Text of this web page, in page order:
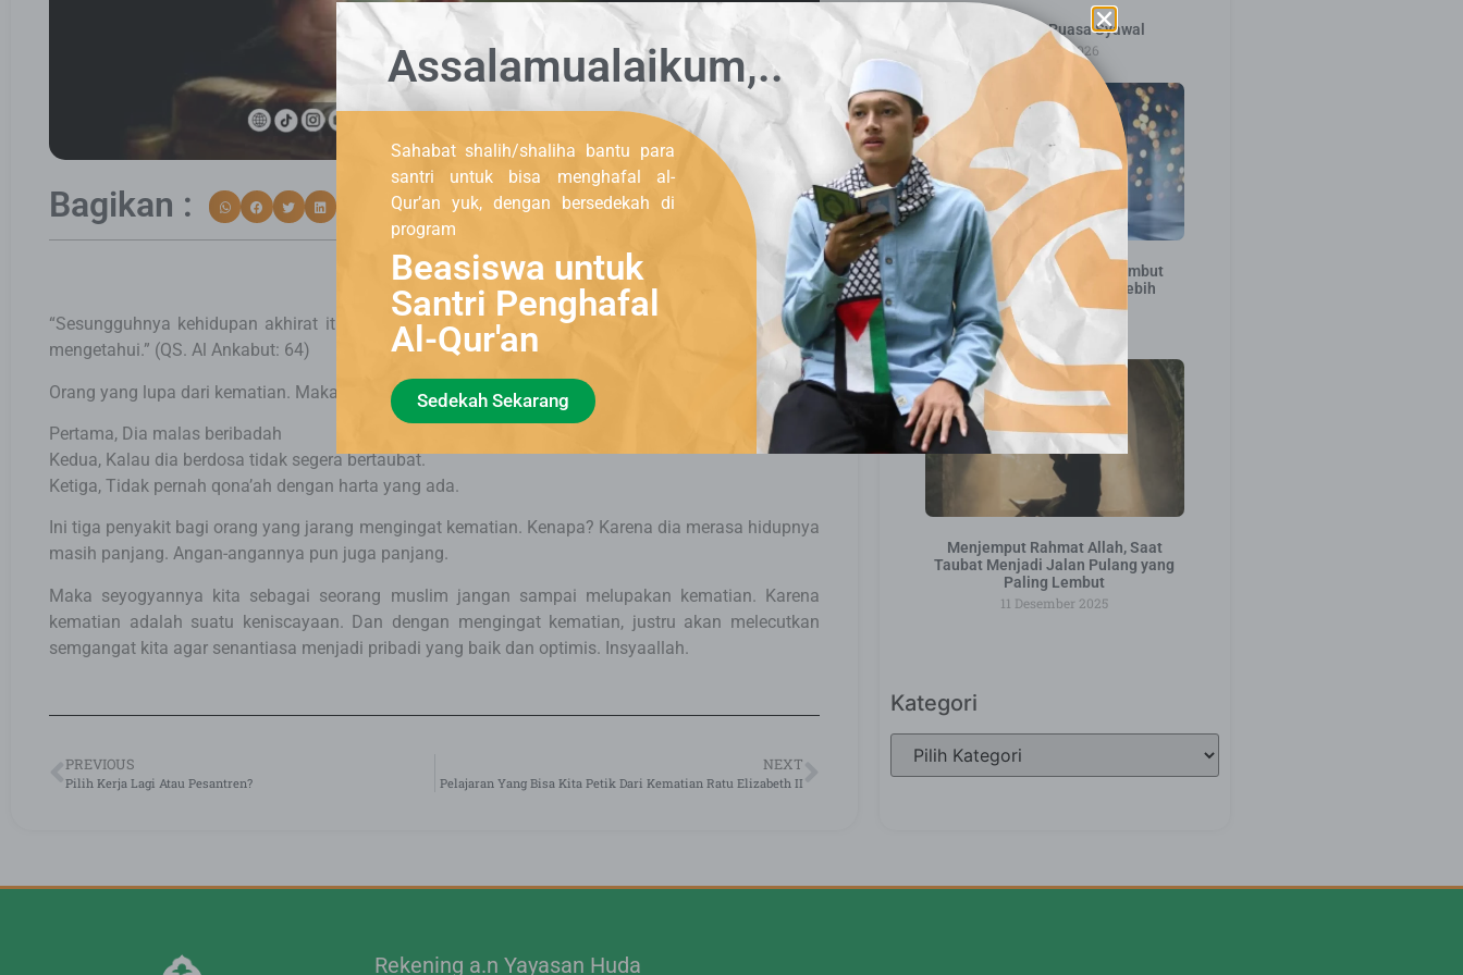
Bagikan :
“Sesungguhnya kehidupan akhirat itu adalah kehidupan yang sesungguhnya, seandainya mereka
mengetahui.” (QS. Al Ankabut: 64)
Orang yang lupa dari kematian. Maka dia akan ditimpa dengan 3 perkara:
Pertama, Dia malas beribadah
Kedua, Kalau dia berdosa tidak segera bertaubat.
Ketiga, Tidak pernah qona’ah dengan harta yang ada.
Ini tiga penyakit bagi orang yang jarang mengingat kematian. Kenapa? Karena dia merasa hidupnya
masih panjang. Angan-angannya pun juga panjang.
Maka seyogyannya kita sebagai seorang muslim jangan sampai melupakan kematian. Karena
kematian adalah suatu keniscayaan. Dan dengan mengingat kematian, justru akan melecutkan
semgangat kita agar senantiasa menjadi pribadi yang baik dan optimis. Insyaallah.
PREVIOUS
Pilih Kerja Lagi Atau Pesantren?
NEXT
Pelajaran Yang Bisa Kita Petik Dari Kematian Ratu Elizabeth II
Keutamaan Puasa Syawal
20 Maret 2026
Tiga Bekal Penting Menyambut
Ramadhan agar Ibadah Lebih
Bermakna
5 Februari 2026
Menjemput Rahmat Allah, Saat
Taubat Menjadi Jalan Pulang yang
Paling Lembut
11 Desember 2025
Kategori
Rekening a.n Yayasan Huda
Assalamualaikum,..
Sahabat shalih/shaliha bantu para
santri untuk bisa menghafal al-
Qur’an yuk, dengan bersedekah di
program
Beasiswa untuk
Santri Penghafal
Al-Qur'an
Sedekah Sekarang